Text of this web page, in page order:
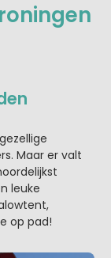
Maar er valt
leuke
op pad!